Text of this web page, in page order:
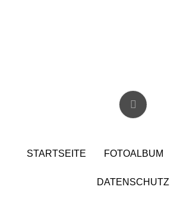
STARTSEITE FOTOALBUM
DATENSCHUTZ